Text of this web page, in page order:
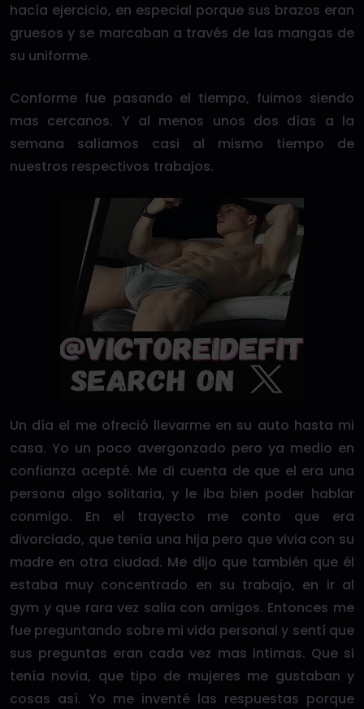
hacía ejercicio, en especial porque sus brazos eran
gruesos y se marcaban a través de las mangas de
su uniforme.
Conforme fue pasando el tiempo, fuimos siendo
mas cercanos. Y al menos unos dos días a la
semana salíamos casi al mismo tiempo de
nuestros respectivos trabajos.
Un día el me ofreció llevarme en su auto hasta mi
casa. Yo un poco avergonzado pero ya medio en
confianza acepté. Me di cuenta de que el era una
persona algo solitaria, y le iba bien poder hablar
conmigo. En el trayecto me conto que era
divorciado, que tenía una hija pero que vivia con su
madre en otra ciudad. Me dijo que también que él
estaba muy concentrado en su trabajo, en ir al
gym y que rara vez salia con amigos. Entonces me
fue preguntando sobre mi vida personal y sentí que
sus preguntas eran cada vez mas intimas. Que si
tenía novia, que tipo de mujeres me gustaban y
cosas así. Yo me inventé las respuestas porque